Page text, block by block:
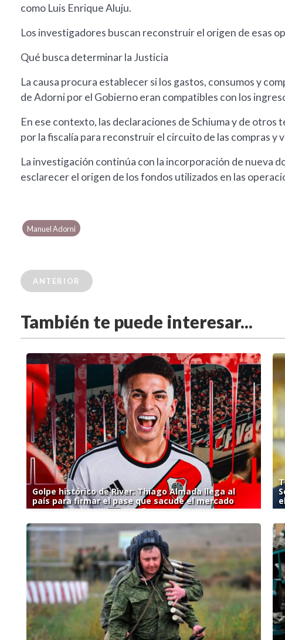
como Luis Enrique Aluju.
Los investigadores buscan reconstruir el origen de esas
Qué busca determinar la Justicia
La causa procura establecer si los gastos, consumos y
de Adorni por el Gobierno eran compatibles con los
En ese contexto, las declaraciones de Schiuma y de
por la fiscalía para reconstruir el circuito de las compras
La investigación continúa con la incorporación de nueva
esclarecer el origen de los fondos utilizados en las
Manuel Adorni
ANTERIOR
También te puede interesar...
Golpe histórico de River: Thiago Almada llega al
país para firmar el pase que sacude el mercado